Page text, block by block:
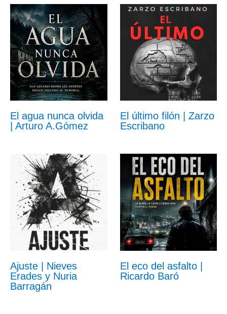
El agua nunca olvida
| Arturo A.Gómez
El último filón | Zarzo
Escribano
Ajuste | Nieves
Erades y Nuria
Barragán
El eco del asfalto |
Ricardo Baró